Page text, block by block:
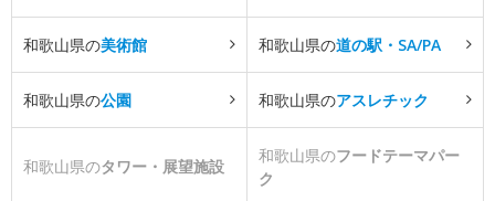
和歌山県の美術館 和歌山県の道の駅・SA/PA
和歌山県の公園 和歌山県のアスレチック
和歌山県のタワー・展望施設
和歌山県のフードテーマパー
ク